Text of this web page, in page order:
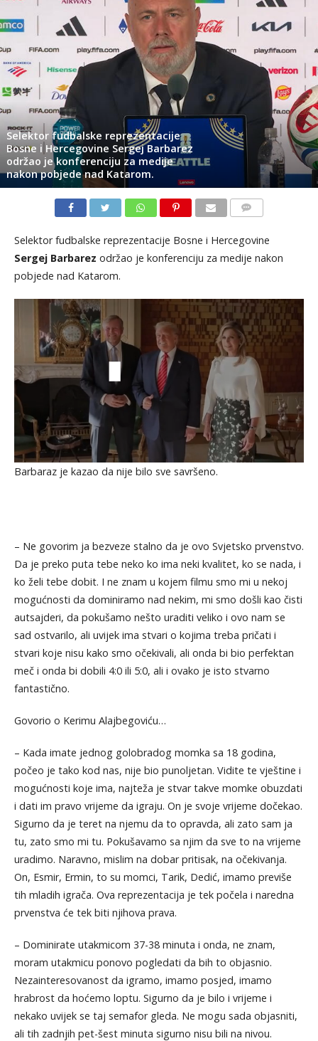
Selektor fudbalske reprezentacije
Bosne i Hercegovine Sergej Barbarez
održao je konferenciju za medije
nakon pobjede nad Katarom.
Selektor fudbalske reprezentacije Bosne i Hercegovine
Sergej Barbarez održao je konferenciju za medije nakon
pobjede nad Katarom.
Barbaraz je kazao da nije bilo sve savršeno.
– Ne govorim ja bezveze stalno da je ovo Svjetsko prvenstvo.
Da je preko puta tebe neko ko ima neki kvalitet, ko se nada, i
ko želi tebe dobit. I ne znam u kojem filmu smo mi u nekoj
mogućnosti da dominiramo nad nekim, mi smo došli kao čisti
autsajderi, da pokušamo nešto uraditi veliko i ovo nam se
sad ostvarilo, ali uvijek ima stvari o kojima treba pričati i
stvari koje nisu kako smo očekivali, ali onda bi bio perfektan
meč i onda bi dobili 4:0 ili 5:0, ali i ovako je isto stvarno
fantastično.
Govorio o Kerimu Alajbegoviću…
– Kada imate jednog golobradog momka sa 18 godina,
počeo je tako kod nas, nije bio punoljetan. Vidite te vještine i
mogućnosti koje ima, najteža je stvar takve momke obuzdati
i dati im pravo vrijeme da igraju. On je svoje vrijeme dočekao.
Sigurno da je teret na njemu da to opravda, ali zato sam ja
tu, zato smo mi tu. Pokušavamo sa njim da sve to na vrijeme
uradimo. Naravno, mislim na dobar pritisak, na očekivanja.
On, Esmir, Ermin, to su momci, Tarik, Dedić, imamo previše
tih mladih igrača. Ova reprezentacija je tek počela i naredna
prvenstva će tek biti njihova prava.
– Dominirate utakmicom 37-38 minuta i onda, ne znam,
moram utakmicu ponovo pogledati da bih to objasnio.
Nezainteresovanost da igramo, imamo posjed, imamo
hrabrost da hoćemo loptu. Sigurno da je bilo i vrijeme i
nekako uvijek se taj semafor gleda. Ne mogu sada objasniti,
ali tih zadnjih pet-šest minuta sigurno nisu bili na nivou.